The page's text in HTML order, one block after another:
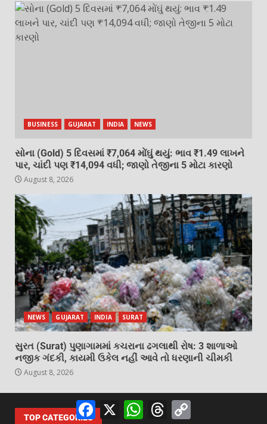
BUSINESS GUJARAT INDIA NEWS
સોના (Gold) 5 દિવસમાં ₹7,064 મોંઘું થયું: ભાવ ₹1.49 લાખને
પાર, ચાંદી પણ ₹14,094 વધી; જાણો તેજીના 5 મોટા કારણો
August 8, 2026
NEWS GUJARAT INDIA SURAT
સુરત (Surat) પુણાગામમાં કચરાના ઢગલાથી રોષ: 3 શાળાઓ
નજીક ગંદકી, કાયમી ઉકેલ નહીં આવે તો ધરણાની ચીમકી
August 8, 2026
TOP CATEGORIES
Facebook
X WhatsApp
Threads